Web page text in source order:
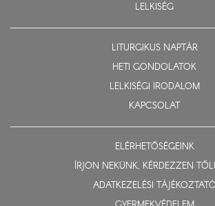
LELKISÉG
LITURGIKUS NAPTÁR
HETI GONDOLATOK
LELKISÉGI IRODALOM
KAPCSOLAT
ELÉRHETŐSÉGEINK
ÍRJON NEKÜNK, KÉRDEZZEN
ADATKEZELÉSI TÁJÉKOZTATÓ